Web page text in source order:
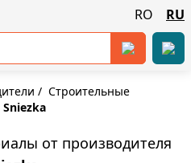
RO RU
/ Строительные
Sniezka
от производителя